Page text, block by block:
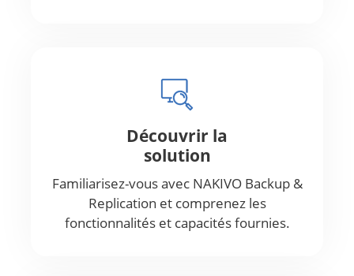
Découvrir la
solution
Familiarisez-vous avec NAKIVO Backup &
Replication et comprenez les
fonctionnalités et capacités fournies.